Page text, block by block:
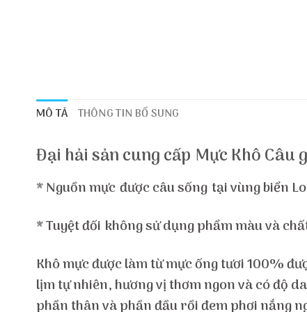
MÔ TẢ THÔNG TIN BỔ SUNG
Đại hải sản cung cấp Mực Khô
* Nguồn mực được câu sống tại vùng biển
* Tuyệt đối không sử dụng phẩm màu và
Khô mực được làm từ mực ống tươi 100%
lịm tự nhiên, hương vị thơm ngon và có độ
phần thân và phần đầu rồi đem phơi nắng